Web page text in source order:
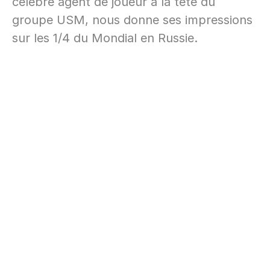
groupe USM, nous donne ses impressions
sur les 1/4 du Mondial en Russie.